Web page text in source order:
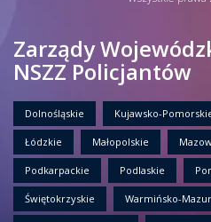
Zarządy
NSZZ Policjantów
Dolnośląskie Kujawsko-
Łódzkie Małopolskie
Podkarpackie Podlaskie
Świętokrzyskie Warmińsko-